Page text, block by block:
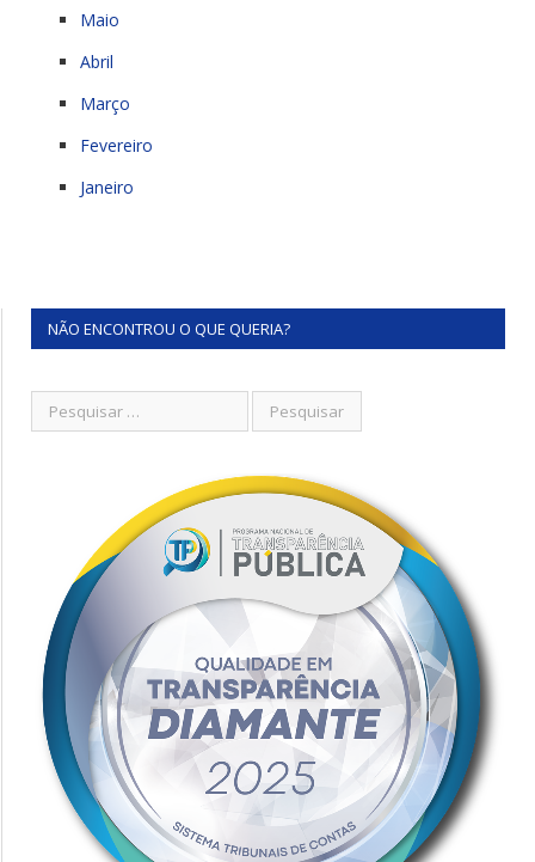
Maio
Abril
Março
Fevereiro
Janeiro
NÃO ENCONTROU O QUE QUERIA?